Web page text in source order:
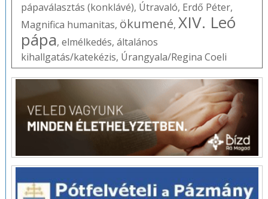
pápaválasztás (konklávé), Útravaló, Erdő Péter,
Magnifica humanitas, ökumené, XIV. Leó
pápa, elmélkedés, általános
kihallgatás/katekézis, Úrangyala/Regina Coeli